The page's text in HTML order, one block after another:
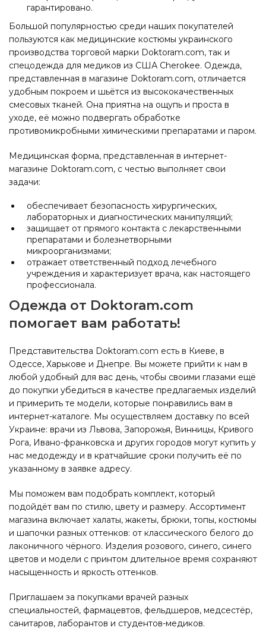
гарантировано.
Большой популярностью среди наших покупателей
пользуются как медицинские костюмы украинского
производства торговой марки Doktoram.com, так и
спецодежда для медиков из США Cherokee. Одежда,
представленная в магазине Doktoram.com, отличается
удобным покроем и шьётся из высококачественных
смесовых тканей. Она приятна на ощупь и проста в
уходе, её можно подвергать обработке
противомикробными химическими препаратами и паром.
Медицинская форма, представленная в интернет-
магазине Doktoram.com, с честью выполняет свои
задачи:
обеспечивает безопасность хирургических,
лабораторных и диагностических манипуляций;
защищает от прямого контакта с лекарственными
препаратами и болезнетворными
микроорганизмами;
отражает ответственный подход лечебного
учреждения и характеризует врача, как настоящего
профессионала.
Одежда от Doktoram.com
помогает вам работать!
Представительства Doktoram.com есть в Киеве, в
Одессе, Харькове и Днепре. Вы можете прийти к нам в
любой удобный для вас день, чтобы своими глазами ещё
до покупки убедиться в качестве предлагаемых изделий
и примерить те модели, которые понравились вам в
интернет-каталоге. Мы осуществляем доставку по всей
Украине: врачи из Львова, Запорожья, Винницы, Кривого
Рога, Ивано-франковска и других городов могут купить у
нас медодежду и в кратчайшие сроки получить её по
указанному в заявке адресу.
Мы поможем вам подобрать комплект, который
подойдёт вам по стилю, цвету и размеру. Ассортимент
магазина включает халаты, жакеты, брюки, топы, костюмы
и шапочки разных оттенков: от классического белого до
лаконичного чёрного. Изделия розового, синего, синего
цветов и модели с принтом длительное время сохраняют
насыщенность и яркость оттенков.
Приглашаем за покупками врачей разных
специальностей, фармацевтов, фельдшеров, медсестёр,
санитаров, лаборантов и студентов-медиков.